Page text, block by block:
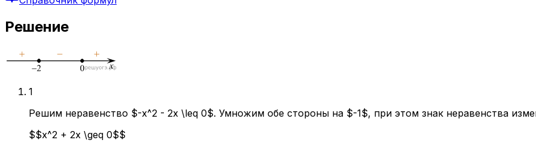
Решение
1
Решим неравенство $-x^2 - 2x \leq 0$. Умножим обе стороны на $-1$, при этом знак неравенства
$$x^2 + 2x \geq 0$$